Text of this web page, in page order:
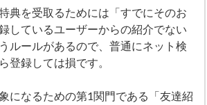
典を受取るためには「すでにそのお
しているユーザーからの紹介でない
ルールがあるので、普通にネット検
登録しては損です。
になるための第1関門である「友達紹